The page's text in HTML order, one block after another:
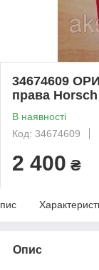
34674609
права Horsch
В наявності
Код: 34674609
2 400 ₴
Опис